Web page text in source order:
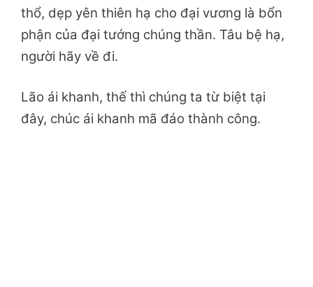
thổ, dẹp yên thiên hạ cho đại vương là bổn
phận của đại tướng chúng thần. Tâu bệ hạ,
người hãy về đi.
Lão ái khanh, thế thì chúng ta từ biệt tại
đây, chúc ái khanh mã đáo thành công.